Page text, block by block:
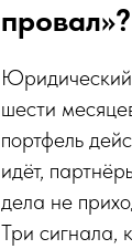
провал»?
Юридический
шести
портфель
идёт,
дела не
Три сигнала,